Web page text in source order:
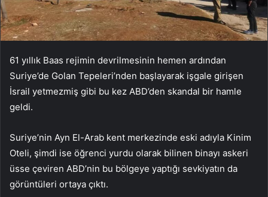
61 yıllık Baas rejimin devrilmesinin hemen ardından
Suriye’de Golan Tepeleri’nden başlayarak işgale girişen
İsrail yetmezmiş gibi bu kez ABD’den skandal bir hamle
geldi.
Suriye’nin Ayn El-Arab kent merkezinde eski adıyla Kinim
Oteli, şimdi ise öğrenci yurdu olarak bilinen binayı askeri
üsse çeviren ABD’nin bu bölgeye yaptığı sevkiyatın da
görüntüleri ortaya çıktı.